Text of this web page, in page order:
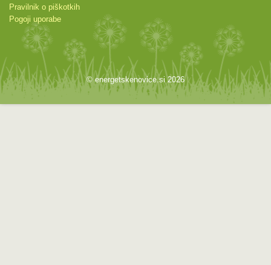
Pravilnik o piškotkih
Pogoji uporabe
© energetskenovice.si 2026